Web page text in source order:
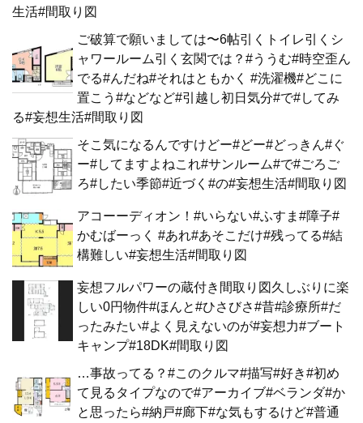
生活#間取り図
ご破算で願いましては〜6帖引くトイレ引くシ
ャワールーム引く玄関では？#ううむ#時空歪ん
でる#んだね#それはともかく #洗濯機#どこに
置こう#などなど#引越し初日気分#で#してみ
る#妄想生活#間取り図
そこ気になるんですけどー#どー#どっきん#ぐ
ー#してますよねこれ#サンルーム#で#ごろご
ろ#したい季節#近づく#の#妄想生活#間取り図
アコーーディオン！#いらない#ふすま#障子#
かむばーっく #あれ#あそこだけ#残ってる#結
構難しい#妄想生活#間取り図
妄想フルパワーの蔵付き間取り図久しぶりに楽
しい0円物件#ほんと#ひさびさ#昔#診療所#だ
ったみたい#よく見えないのが#妄想力#ブート
キャンプ#18DK#間取り図
…事故ってる？#このクルマ#描写#好き#初め
て見るタイプなので#アーカイブ#ベランダ#か
と思ったら#納戸#廊下#な気もするけど#普通